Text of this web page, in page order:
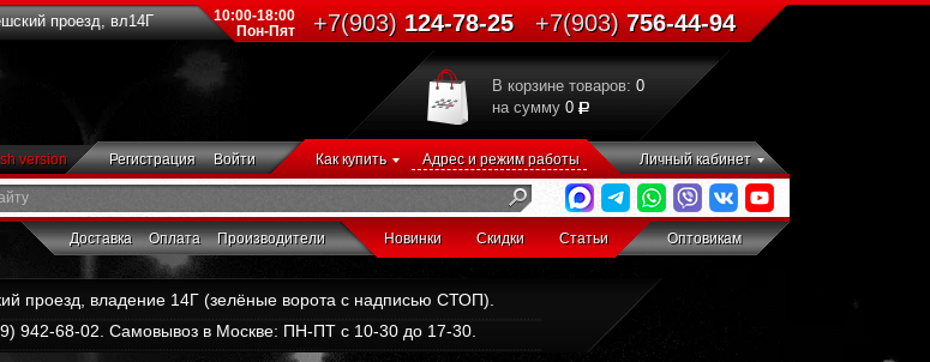
проезд, вл14Г
10:00-18:00
Пон-Пят
+7(903)124-78-25 +7(903)756-44-94
В корзине товаров: 0
на сумму 0
version Регистрация Войти Как купить Адрес и режим работы Личный кабинет
Доставка Оплата Производители Новинки Скидки Статьи Оптовикам
проезд, владение 14Г (зелёные ворота с надписью СТОП).
942-68-02. Самовывоз в Москве: ПН-ПТ с 10-30 до 17-30.